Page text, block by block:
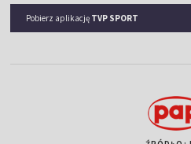
Pobierz aplikację TVP SPORT